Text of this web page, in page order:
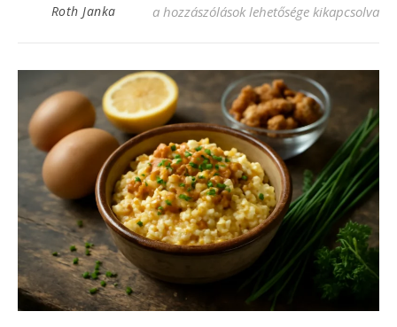
Roth Janka Bundáskenyér recept – A tökéletes reggeli
a hozzászólások lehetősége kikapcsolva